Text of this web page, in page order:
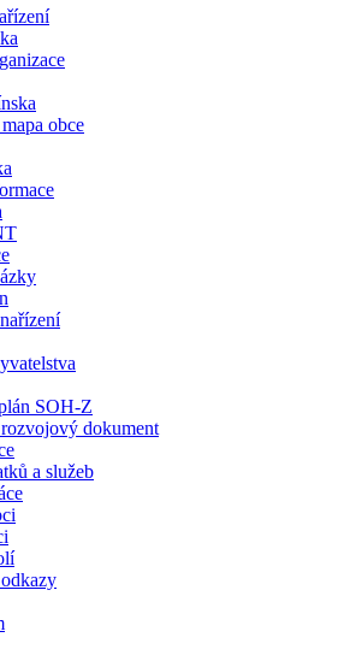
obce
SOH-Z
dokument
a služeb